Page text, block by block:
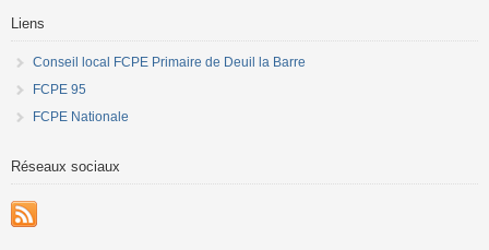
Liens
Conseil local FCPE Primaire de Deuil la Barre
FCPE 95
FCPE Nationale
Réseaux sociaux